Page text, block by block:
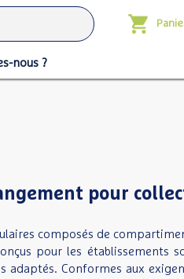
nous ?
pour
composés de
pour les
adaptés. Conformes aux